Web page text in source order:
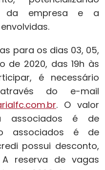
da empresa e a
para os dias 03, 05,
de 2020, das 19h às
é necessário
do e-mail
. O valor
associados é de
associados é de
possui desconto,
reserva de vagas